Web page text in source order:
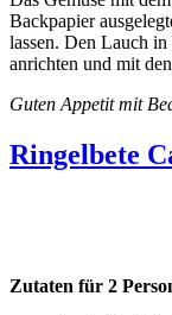
Backpapier
lassen. Den Lauch
anrichten und mit
Guten Appetit mit
Ringelbete
Zutaten für 2